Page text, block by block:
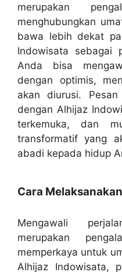
merupakan
menghubungkan
bawa lebih dekat
Indowisata sebagai
Anda bisa
dengan optimis,
akan diurusi.
dengan Alhijaz
terkemuka, dan
transformatif yang
abadi kepada hidup
Cara
Mengawali
merupakan
memperkaya untuk
Alhijaz Indowisata,